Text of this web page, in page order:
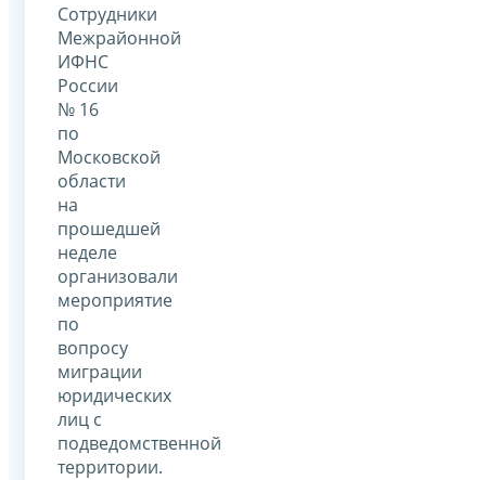
Сотрудники
Межрайонной
ИФНС
России
№ 16
по
Московской
области
на
прошедшей
неделе
организовали
мероприятие
по
вопросу
миграции
юридических
лиц с
подведомственной
территории.